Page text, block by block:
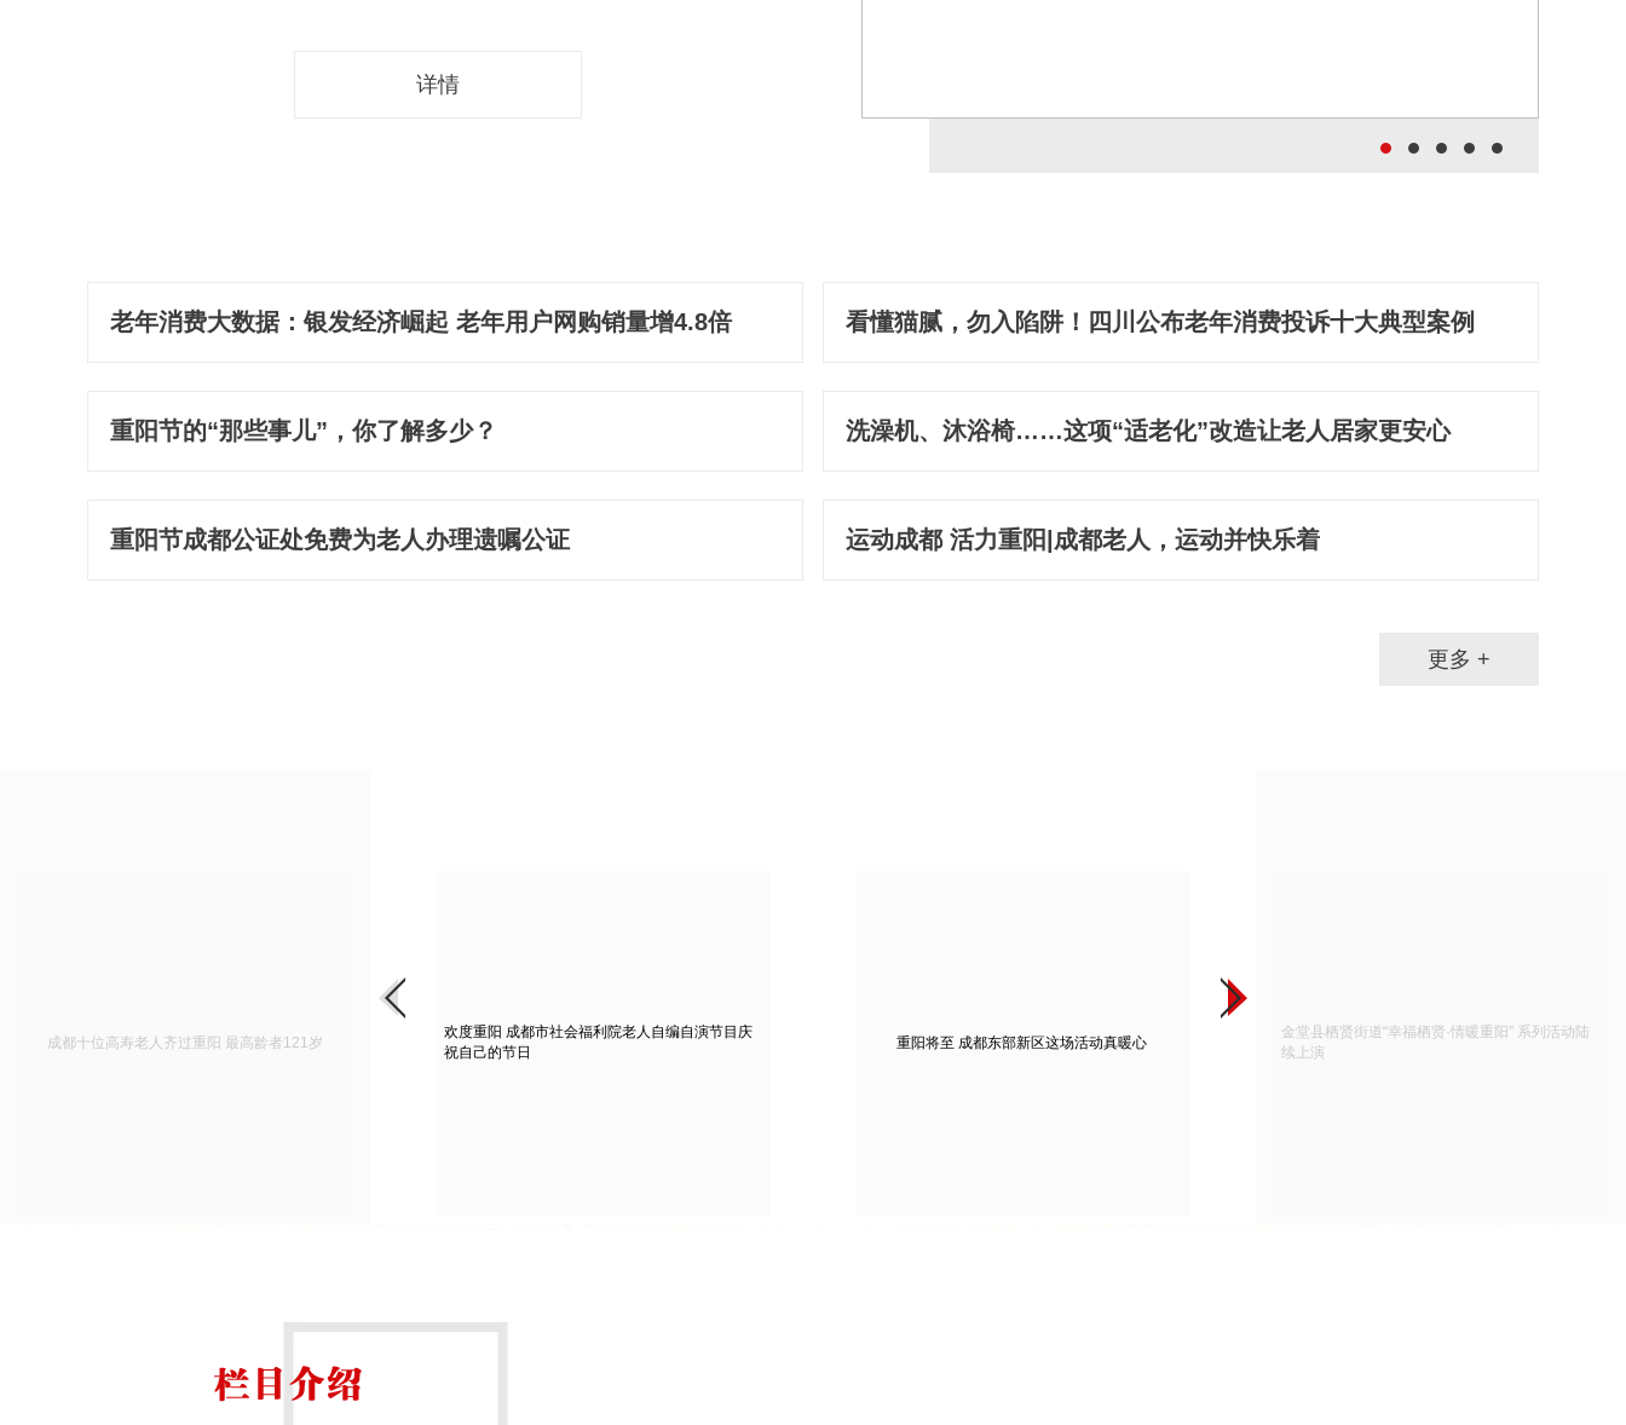
老年消费大数据：银发经济崛起 老年用户网购销量增4.8倍 看懂猫腻，勿入陷阱！四川公布老年消费投诉十大典型案例
重阳节的“那些事儿”，你了解多少？
洗澡机、沐浴椅……这项“适老化”改造让老人居家更安心
重阳节成都公证处免费为老人办理遗嘱公证 运动成都 活力重阳|成都老人，运动并快乐着
更多 +
成都十位高寿老人齐过重阳 最高龄者121岁
欢度重阳 成都市社会福利院老人自编自演节目庆
祝自己的节日
重阳将至 成都东部新区这场活动真暖心
金堂县栖贤街道“幸福栖贤·情暖重阳” 系列活动陆
续上演